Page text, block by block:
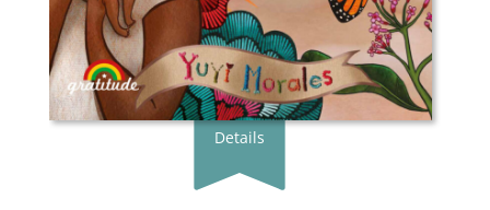
Erscheingsdatum:22.03.24
zum Shop
Details